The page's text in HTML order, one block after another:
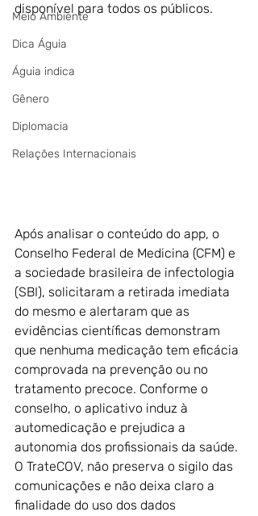
Meio Ambiente
Dica Águia
Águia indica
Gênero
Diplomacia
Relações Internacionais
disponível para todos os públicos.
Após analisar o conteúdo do app, o
Conselho Federal de Medicina (CFM) e
a sociedade brasileira de infectologia
(SBI), solicitaram a retirada imediata
do mesmo e alertaram que as
evidências científicas demonstram
que nenhuma medicação tem eficácia
comprovada na prevenção ou no
tratamento precoce. Conforme o
conselho, o aplicativo induz à
automedicação e prejudica a
autonomia dos profissionais da saúde.
O TrateCOV, não preserva o sigilo das
comunicações e não deixa claro a
finalidade do uso dos dados